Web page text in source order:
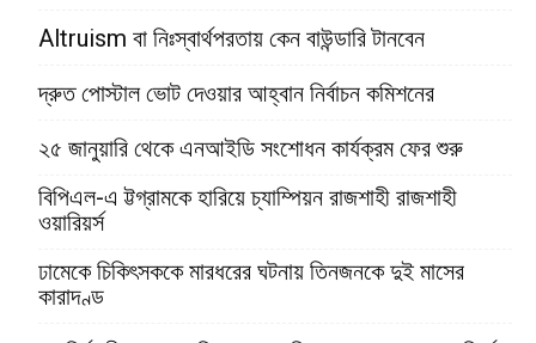
Altruism বা নিঃস্বার্থপরতায় কেন বাউন্ডারি টানবেন
দ্রুত পোস্টাল ভোট দেওয়ার আহ্বান নির্বাচন কমিশনের
২৫ জানুয়ারি থেকে এনআইডি সংশোধন কার্যক্রম ফের শুরু
বিপিএল-এ ট্টগ্রামকে হারিয়ে চ্যাম্পিয়ন রাজশাহী রাজশাহী
ওয়ারিয়র্স
ঢামেকে চিকিৎসককে মারধরের ঘটনায় তিনজনকে দুই মাসের
কারাদণ্ড